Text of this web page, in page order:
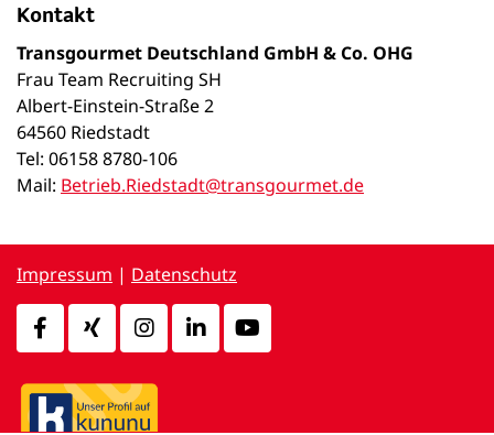
Kontakt
Transgourmet Deutschland GmbH & Co. OHG
Frau Team Recruiting SH
Albert-Einstein-Straße 2
64560 Riedstadt
Tel: 06158 8780-106
Mail: Betrieb.Riedstadt@transgourmet.de
Impressum | Datenschutz